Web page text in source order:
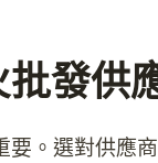
發供
要。選對供應